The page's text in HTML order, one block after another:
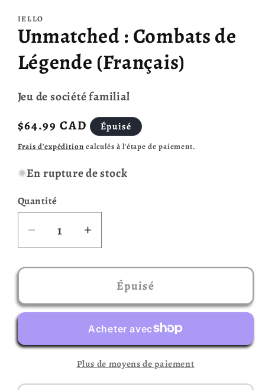
fenêtre
modale
IELLO
Unmatched : Combats de
Légende (Français)
Jeu de société familial
Prix
habituel
$64.99 CAD Épuisé
Frais d'expédition calculés à l'étape de paiement.
En rupture de stock
Quantité
Réduire
la
quantité
Unmatched
:
de
Légende
(Français)
Augmenter
la
quantité
Unmatched
:
Combats
de
Légende
(Français)
Épuisé
Plus de moyens de paiement